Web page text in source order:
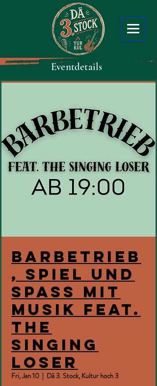
Eventdetails
Barbetrieb
, Spiel und
Spass mit
Musik feat.
the
singing
loser
Fri, Jan 10
  |
Dä 3. Stock, Kultur hoch 3